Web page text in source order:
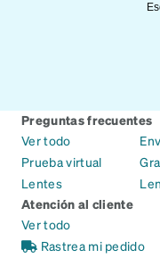
Preguntas frecuentes
Ver todo
Prueba virtual
Lentes
Atención al cliente
Ver todo
Rastrea mi pedido